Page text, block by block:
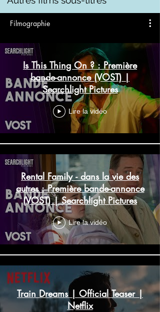
Filmographie
Is This Thing On ? : Première
bande-annonce (VOST) |
Searchlight Pictures
Lire la vidéo
Rental Family - dans la vie des
autres : Première bande-annonce
(VOST) | Searchlight Pictures
Lire la vidéo
Train Dreams | Official Teaser |
Netflix